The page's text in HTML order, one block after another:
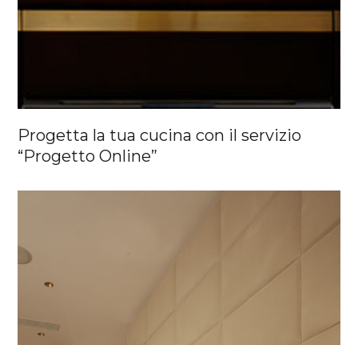
Progetta la tua cucina con il servizio
“Progetto Online”